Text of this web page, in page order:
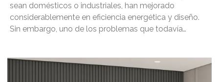
sean domésticos o industriales, han mejorado
considerablemente en eficiencia energética y diseño.
Sin embargo, uno de los problemas que todavía…